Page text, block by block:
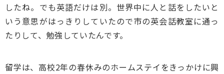
したね。でも英語だけは別。世界中に人と話をしたいと
いう意思がはっきりしていたので市の英会話教室に通っ
たりして、勉強していたんです。
留学は、高校2年の春休みのホームステイをきっかけに興